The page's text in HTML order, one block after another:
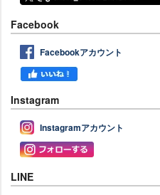
Facebook
Facebookアカウント
Instagram
Instagramアカウント
LINE